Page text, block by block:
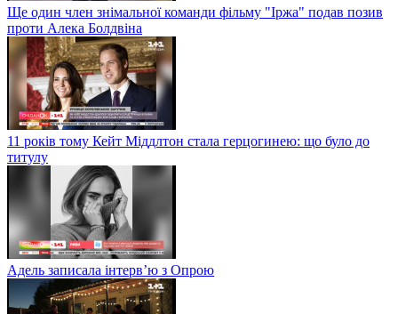
Ще один член знімальної команди фільму "Іржа" подав позив
проти Алека Болдвіна
11 років тому Кейт Міддлтон стала герцогинею: що було до
титулу
Адель записала інтерв’ю з Опрою